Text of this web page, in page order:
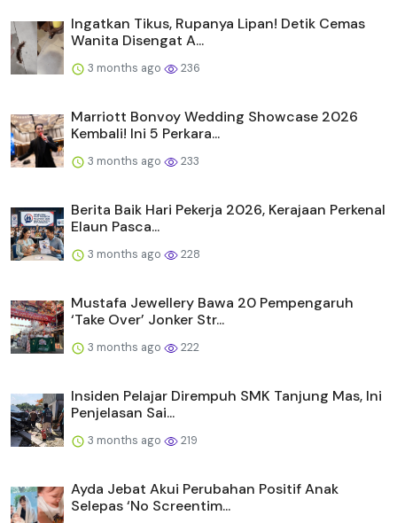
Ingatkan Tikus, Rupanya Lipan! Detik Cemas
Wanita Disengat A...
3 months ago 236
Marriott Bonvoy Wedding Showcase 2026
Kembali! Ini 5 Perkara...
3 months ago 233
Berita Baik Hari Pekerja 2026, Kerajaan Perkenal
Elaun Pasca...
3 months ago 228
Mustafa Jewellery Bawa 20 Pempengaruh
‘Take Over’ Jonker Str...
3 months ago 222
Insiden Pelajar Dirempuh SMK Tanjung Mas, Ini
Penjelasan Sai...
3 months ago 219
Ayda Jebat Akui Perubahan Positif Anak
Selepas ‘No Screentim...